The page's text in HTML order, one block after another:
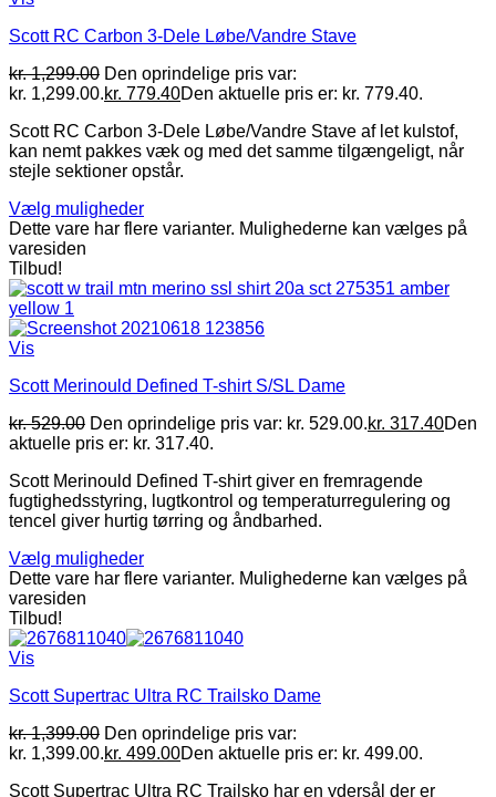
Scott RC Carbon 3-Dele Løbe/Vandre Stave
kr.1,299.00 Den oprindelige pris var:
kr. 1,299.00.kr. 779.40Den aktuelle pris er: kr. 779.40.
Scott RC Carbon 3-Dele Løbe/Vandre Stave af let kulstof,
kan nemt pakkes væk og med det samme tilgængeligt, når
stejle sektioner opstår.
Vælg muligheder
Dette vare har flere varianter. Mulighederne kan vælges på
varesiden
Tilbud!
Vis
Scott Merinould Defined T-shirt S/SL Dame
kr.529.00 Den oprindelige pris var: kr. 529.00.kr. 317.40Den
aktuelle pris er: kr. 317.40.
Scott Merinould Defined T-shirt giver en fremragende
fugtighedsstyring, lugtkontrol og temperaturregulering og
tencel giver hurtig tørring og åndbarhed.
Vælg muligheder
Dette vare har flere varianter. Mulighederne kan vælges på
varesiden
Tilbud!
Vis
Scott Supertrac Ultra RC Trailsko Dame
kr.1,399.00 Den oprindelige pris var:
kr. 1,399.00.kr. 499.00Den aktuelle pris er: kr. 499.00.
Scott Supertrac Ultra RC Trailsko har en ydersål der er